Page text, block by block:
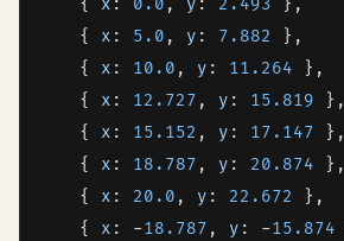
    {
x : 0.0 , y : 2.493
},
    {
x : 5.0 , y : 7.882
},
    {
x : 10.0 , y : 11.264 },
    {
x : 12.727 , y : 15.819 },
    {
x : 15.152 , y : 17.147 },
    {
x : 18.787 , y : 20.874 },
    {
x : 20.0 , y : 22.672
},
    {
x : -18.787 , y : -15.874